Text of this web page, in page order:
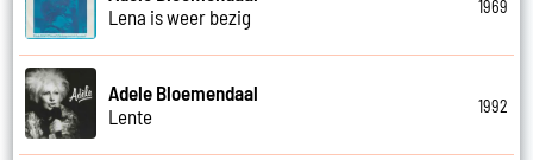
Lena is weer bezig
1969
Adele Bloemendaal
Lente
1992